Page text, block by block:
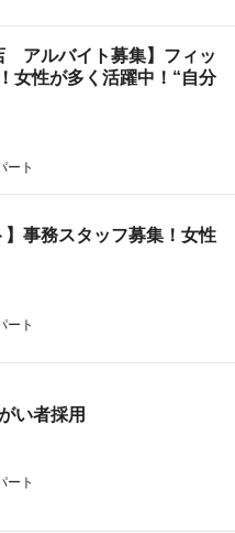
アルバイト募集】フィッ
女性が多く活躍中！“自分
ート
事務スタッフ募集！女性
ート
い者採用
ート